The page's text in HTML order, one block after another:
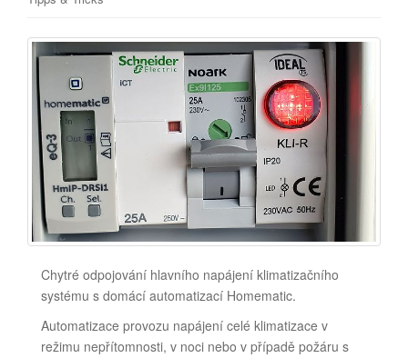
Chytré odpojování hlavního napájení klimatizačního
systému s domácí automatizací Homematic.
Automatizace provozu napájení celé klimatizace v
režimu nepřítomnosti, v noci nebo v případě požáru s